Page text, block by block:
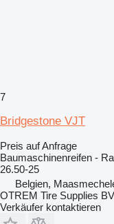
7
Bridgestone VJT
Preis auf Anfrage
Baumaschinenreifen -
26.50-25
Belgien,
OTREM Tire Supplies BV
Verkäufer kontaktieren